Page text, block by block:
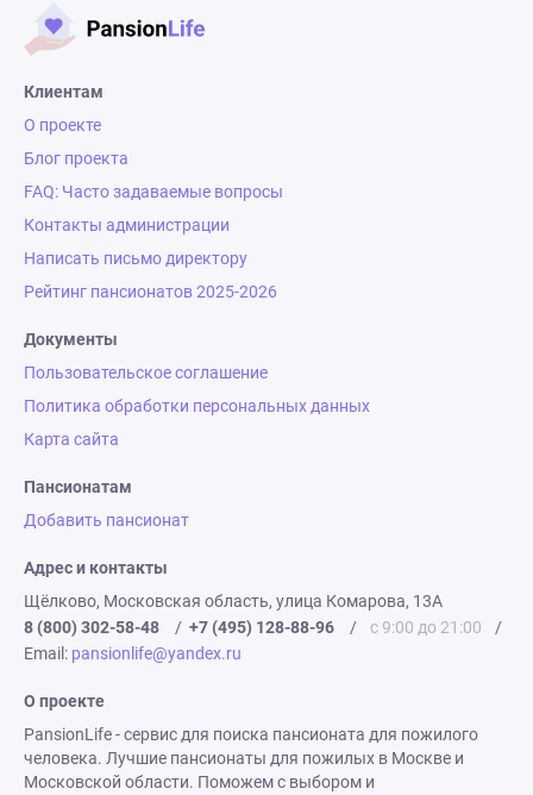
Клиентам
О проекте
Блог проекта
FAQ: Часто задаваемые вопросы
Контакты администрации
Написать письмо директору
Рейтинг пансионатов 2025-2026
Документы
Пользовательское соглашение
Политика обработки персональных данных
Карта сайта
Пансионатам
Добавить пансионат
Адрес и контакты
Щёлково, Московская область, улица Комарова, 13А
8 (800) 302-58-48
/ +7 (495) 128-88-96 / с 9:00 до 21:00
/
Email: pansionlife@yandex.ru
О проекте
PansionLife - сервис для поиска пансионата для пожилого
человека. Лучшие пансионаты для пожилых в Москве и
Московской области. Поможем с выбором и